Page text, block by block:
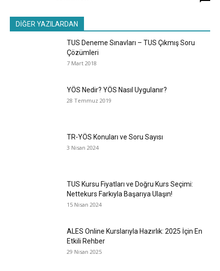
DİĞER YAZILARDAN
TUS Deneme Sınavları – TUS Çıkmış Soru
Çözümleri
7 Mart 2018
YÖS Nedir? YÖS Nasıl Uygulanır?
28 Temmuz 2019
TR-YÖS Konuları ve Soru Sayısı
3 Nisan 2024
TUS Kursu Fiyatları ve Doğru Kurs Seçimi:
Nettekurs Farkıyla Başarıya Ulaşın!
15 Nisan 2024
ALES Online Kurslarıyla Hazırlık: 2025 İçin En
Etkili Rehber
29 Nisan 2025